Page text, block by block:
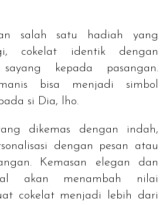
salah satu hadiah yang
cokelat identik dengan
kepada pasangan.
bisa menjadi simbol
si Dia,
lho.
dikemas dengan indah,
dengan pesan atau
Kemasan elegan dan
akan menambah nilai
cokelat menjadi lebih dari